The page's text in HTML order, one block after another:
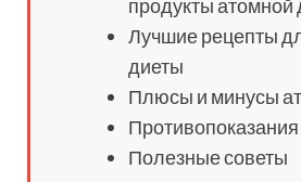
продукты атомной
Лучшие рецепты
диеты
Плюсы и минусы
Противопоказания
Полезные советы